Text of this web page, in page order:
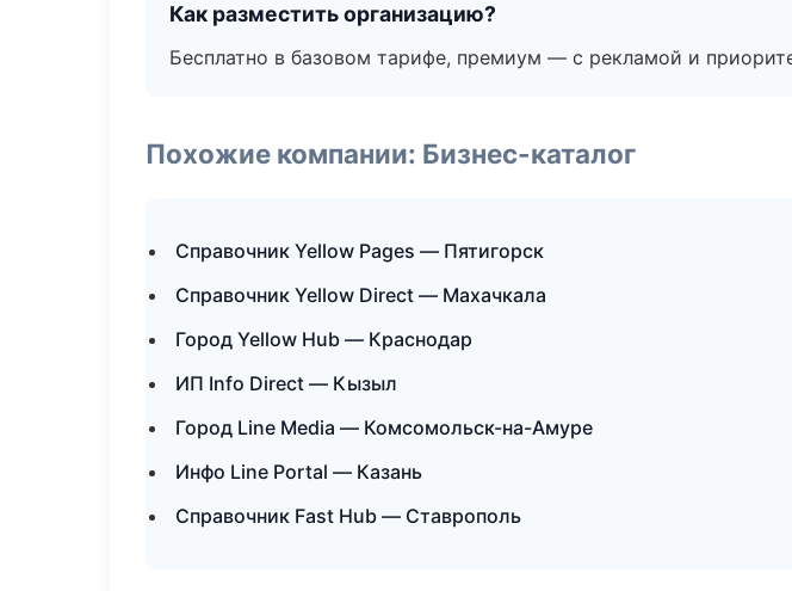
Как разместить организацию?
Бесплатно в базовом тарифе, премиум — с рекламой и
Похожие компании: Бизнес-каталог
Справочник Yellow Pages — Пятигорск
Справочник Yellow Direct — Махачкала
Город Yellow Hub — Краснодар
ИП Info Direct — Кызыл
Город Line Media — Комсомольск-на-Амуре
Инфо Line Portal — Казань
Справочник Fast Hub — Ставрополь